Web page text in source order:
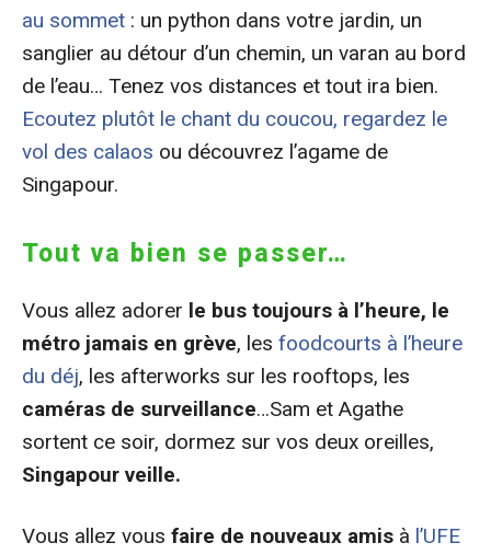
au sommet : un python dans votre jardin, un
sanglier au détour d’un chemin, un varan au bord
de l’eau… Tenez vos distances et tout ira bien.
Ecoutez plutôt le chant du coucou, regardez le
vol des calaos ou découvrez l’agame de
Singapour.
Tout va bien se passer…
Vous allez adorer le bus toujours à l’heure, le
métro jamais en grève, les foodcourts à l’heure
du déj, les afterworks sur les rooftops, les
caméras de surveillance…Sam et Agathe
sortent ce soir, dormez sur vos deux oreilles,
Singapour veille.
Vous allez vous faire de nouveaux amis à l’UFE